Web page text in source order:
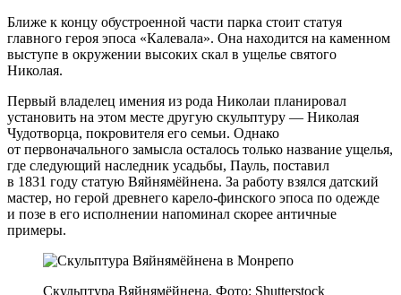
Ближе к концу обустроенной части парка стоит статуя
главного героя эпоса «Калевала». Она находится на каменном
выступе в окружении высоких скал в ущелье святого
Николая.
Первый владелец имения из рода Николаи планировал
установить на этом месте другую скульптуру — Николая
Чудотворца, покровителя его семьи. Однако
от первоначального замысла осталось только название ущелья,
где следующий наследник усадьбы, Пауль, поставил
в 1831 году статую Вяйнямёйнена. За работу взялся датский
мастер, но герой древнего карело‑финского эпоса по одежде
и позе в его исполнении напоминал скорее античные
примеры.
Скульптура Вяйнямёйнена. Фото: Shutterstock